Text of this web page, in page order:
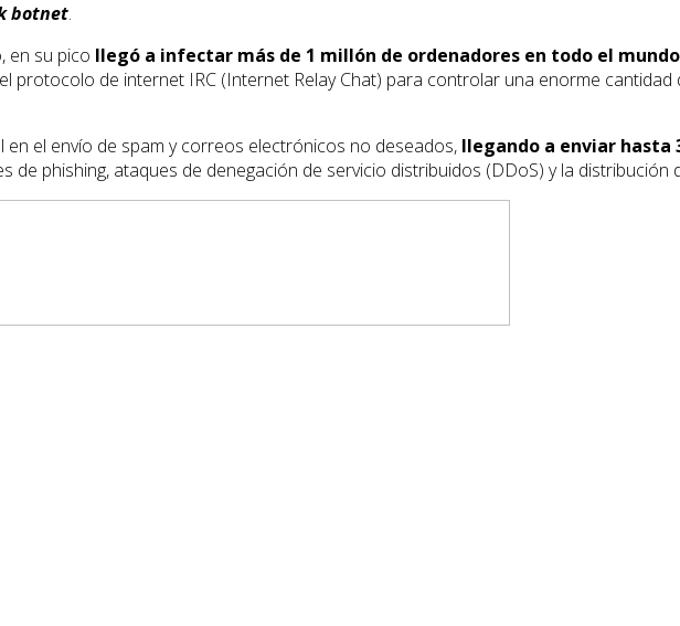
botnet.
en su pico llegó a infectar más de 1 millón de ordenadores en todo el mundo
protocolo de internet IRC (Internet Relay Chat) para controlar una enorme
el envío de spam y correos electrónicos no deseados, llegando a enviar hasta
de phishing, ataques de denegación de servicio distribuidos (DDoS) y la distribución